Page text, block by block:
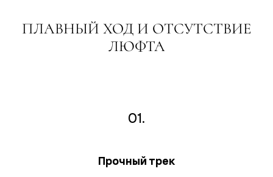
ПЛАВНЫЙ ХОД И ОТСУТСТВИЕ
ЛЮФТА
01.
Прочный трек